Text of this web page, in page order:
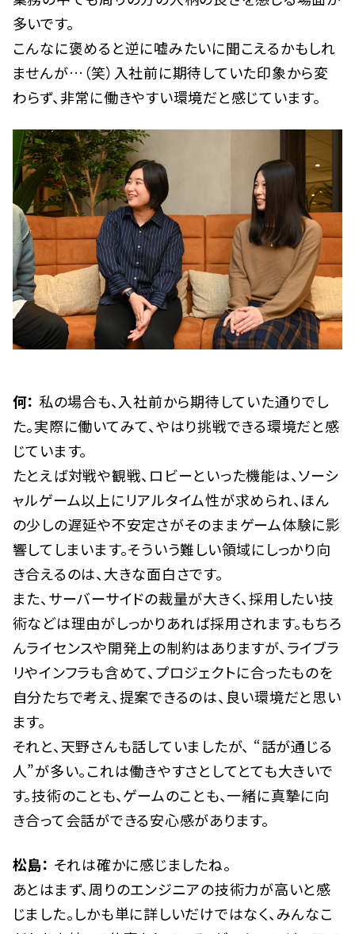
多いです。
こんなに褒めると逆に嘘みたいに聞こえるかもしれ
ませんが…（笑）入社前に期待していた印象から変
わらず、非常に働きやすい環境だと感じています。
何： 私の場合も、入社前から期待していた通りでし
た。実際に働いてみて、やはり挑戦できる環境だと感
じています。
たとえば対戦や観戦、ロビーといった機能は、ソーシ
ャルゲーム以上にリアルタイム性が求められ、ほん
の少しの遅延や不安定さがそのままゲーム体験に影
響してしまいます。そういう難しい領域にしっかり向
き合えるのは、大きな面白さです。
また、サーバーサイドの裁量が大きく、採用したい技
術などは理由がしっかりあれば採用されます。もちろ
んライセンスや開発上の制約はありますが、ライブラ
リやインフラも含めて、プロジェクトに合ったものを
自分たちで考え、提案できるのは、良い環境だと思い
ます。
それと、天野さんも話していましたが、 “話が通じる
人”が多い。これは働きやすさとしてとても大きいで
す。技術のことも、ゲームのことも、一緒に真摯に向
き合って会話ができる安心感があります。
松島： それは確かに感じましたね。
あとはまず、周りのエンジニアの技術力が高いと感
じました。しかも単に詳しいだけではなく、みんなこ